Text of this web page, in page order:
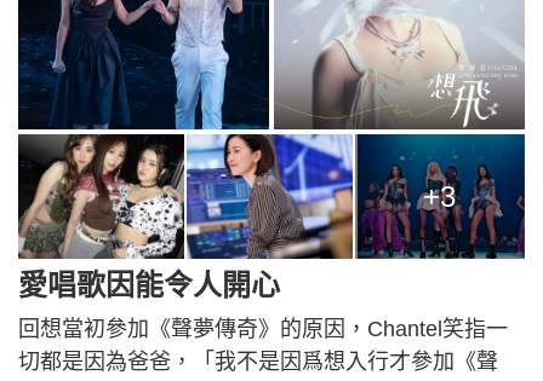
+3
愛唱歌因能令人開心
回想當初參加《聲夢傳奇》的原因，Chantel笑指一
切都是因為爸爸，「我不是因爲想入行才參加《聲